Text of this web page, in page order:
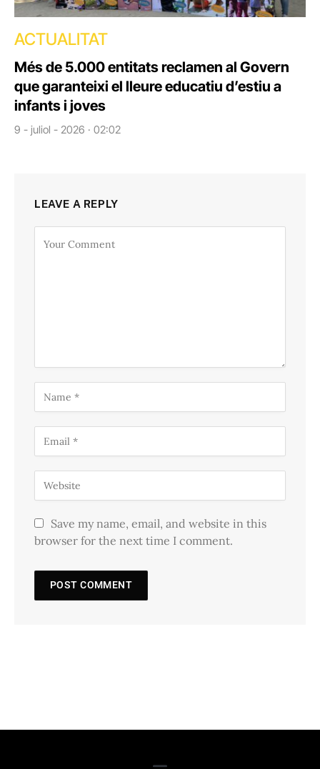
ACTUALITAT
Més de 5.000 entitats reclamen al Govern
que garanteixi el lleure educatiu d’estiu a
infants i joves
9 - juliol - 2026 · 02:02
LEAVE A REPLY
Save my name, email, and website in this
browser for the next time I comment.